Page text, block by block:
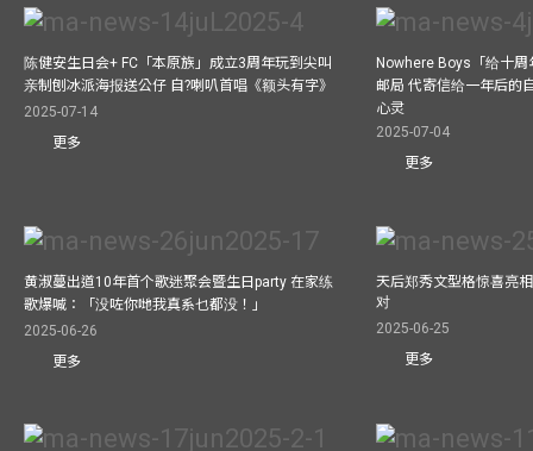
陈健安生日会+ FC「本原族」成立3周年玩到尖叫
亲制刨冰派海报送公仔 自?喇叭首唱《额头有字》
2025-07-14
更多
Nowhere Boys「给十
邮局 代寄信给一年后的
心灵
2025-07-04
更多
黄淑蔓出道10年首个歌迷聚会暨生日party 在家练
歌爆喊：「没咗你哋我真系乜都没！」
2025-06-26
更多
天后郑秀文型格惊喜亮
对
2025-06-25
更多